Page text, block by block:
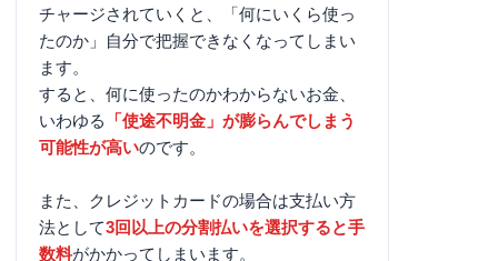
チャージされていくと、「何にいくら使っ
たのか」自分で把握できなくなってしまい
ます。
すると、何に使ったのかわからないお金、
いわゆる
「使途不明金」が膨らんでしまう
可能性が高いのです。
また、クレジットカードの場合は支払い方
法として3回以上の分割払いを選択すると手
数料がかかってしまいます。